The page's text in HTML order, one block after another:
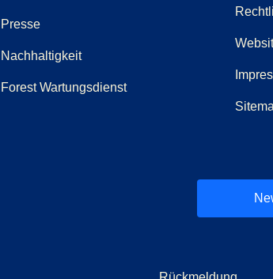
Presse(
Nachhaltigkeit
Forest Wartungsdienst